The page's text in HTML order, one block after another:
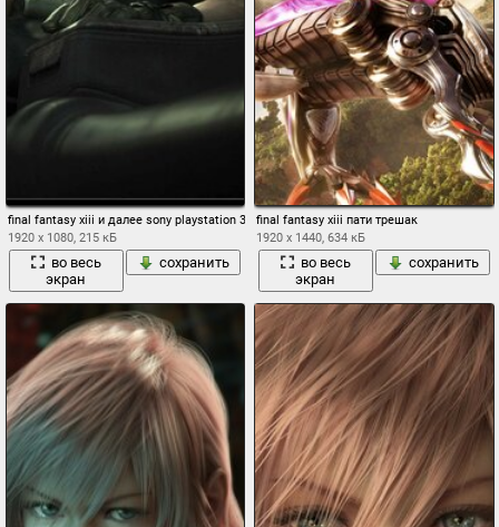
final fantasy xiii и далее sony playstation 3
1920 x 1080, 215 кБ
во весь
экран
сохранить
final fantasy xiii пати трешак
1920 x 1440, 634 кБ
во весь
экран
сохранить